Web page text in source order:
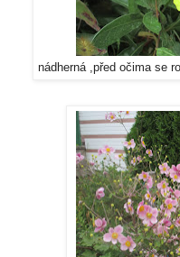
nádherná ,před očima se